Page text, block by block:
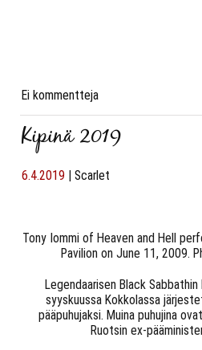
Ei kommentteja
Kipinä 2019
6.4.2019 | Scarlet
Tony Iommi of Heaven and Hell
Pavilion on June 11, 2009.
Legendaarisen Black
syyskuussa Kokkolassa
pääpuhujaksi. Muina puhujina
Ruotsin ex-